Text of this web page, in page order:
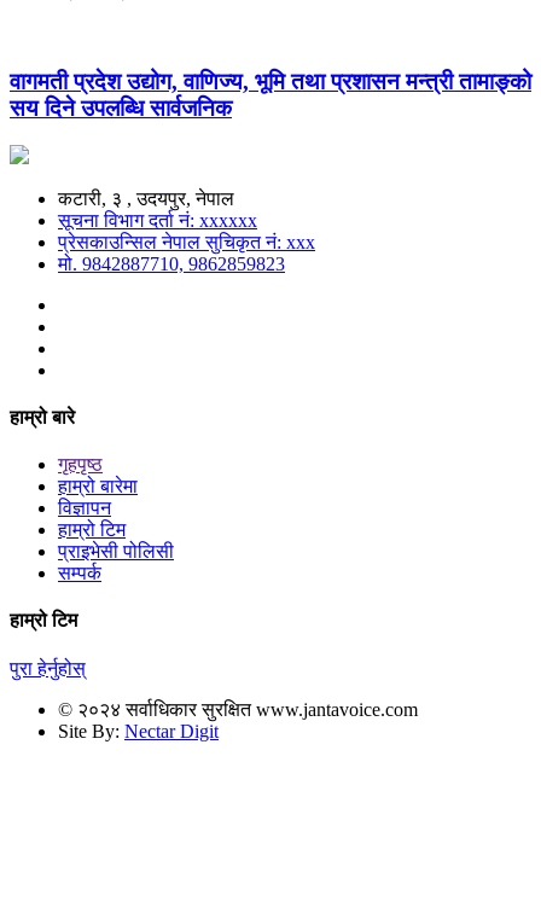
वागमती प्रदेश उद्योग, वाणिज्य, भूमि तथा प्रशासन मन्त्री तामाङ्को
सय दिने उपलब्धि सार्वजनिक
कटारी, ३ , उदयपुर, नेपाल
सूचना विभाग दर्ता नं: xxxxxx
प्रेसकाउन्सिल नेपाल सुचिकृत नं: xxx
मो. 9842887710, 9862859823
हाम्रो बारे
गृहपृष्ठ
हाम्रो बारेमा
विज्ञापन
हाम्रो टिम
प्राइभेसी पोलिसी
सम्पर्क
हाम्रो टिम
पुरा हेर्नुहोस्
© २०२४ सर्वाधिकार सुरक्षित www.jantavoice.com
Site By: Nectar Digit